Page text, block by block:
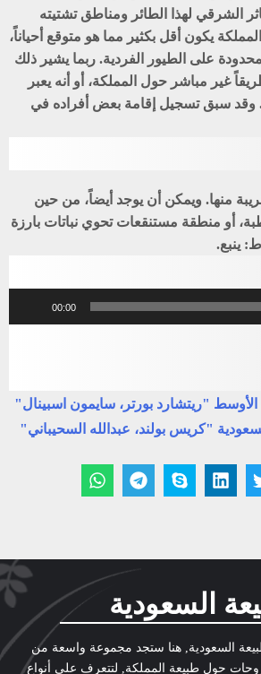
الشرقي لهذا الطائر ومناطق تشتيته
المملكة يكون أقل بكثير مما هو متوقع أحياناً،
على الطيور الفردية. ربما يشير ذلك
غير مباشر حول المملكة، أو أنه يعبر
وقد سبق تسجيل إقامة بعض أفراده في
منها. ويمكن أن يوجد أيضاً، من حين
أو منطقة مستنقعات تحوي نباتات بارزة
ينبع.
الصوت
00:00
"ريتشارد بورتر، سايمون اسبينال"
"كريس بولند، عبدالله السحيباني"
السعودية
السعودية, هنا ستجد مجموعة واسعة من
حول طبيعة المملكة, لتتعرف على أنواع